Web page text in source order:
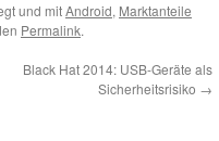
und mitAndroid, Marktanteile
Permalink.
Black Hat 2014: USB-Geräte als
Sicherheitsrisiko →